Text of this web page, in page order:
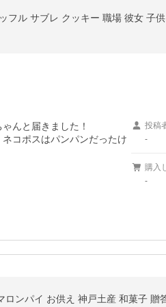
フル サブレ クッキー 職場 彼女 子
んと届きました！
コポスはパンパンだったけ
投稿
-
購入
-
ンパイ お供え 神戸土産 和菓子